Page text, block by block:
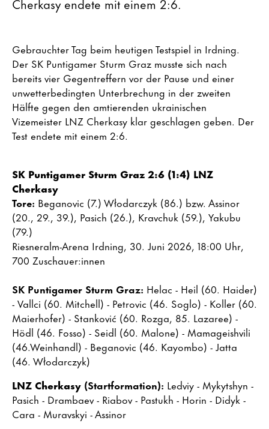
Gebrauchter Tag beim heutigen Testspiel in Irdning.
Der SK Puntigamer Sturm Graz musste sich nach
bereits vier Gegentreffern vor der Pause und einer
unwetterbedingten Unterbrechung in der zweiten
Hälfte gegen den amtierenden ukrainischen
Vizemeister LNZ Cherkasy klar geschlagen geben. Der
Test endete mit einem 2:6.
SK Puntigamer Sturm Graz2:6 (1:4) LNZ
Cherkasy
Tore: Beganovic (7.) Włodarczyk (86.) bzw. Assinor
(20., 29., 39.), Pasich (26.), Kravchuk (59.), Yakubu
(79.)
Riesneralm-Arena Irdning, 30. Juni 2026, 18:00 Uhr,
700 Zuschauer:innen
SK Puntigamer Sturm Graz: Helac - Heil (60. Haider)
- Vallci (60. Mitchell) - Petrovic (46. Soglo) - Koller (60.
Maierhofer) - Stanković (60. Rozga, 85. Lazaree) -
Hödl (46. Fosso) - Seidl (60. Malone) - Mamageishvili
(46.Weinhandl) - Beganovic (46. Kayombo) - Jatta
(46. Włodarczyk)
LNZ Cherkasy (Startformation): Ledviy - Mykytshyn -
Pasich - Drambaev - Riabov - Pastukh - Horin - Didyk -
Cara - Muravskyi - Assinor